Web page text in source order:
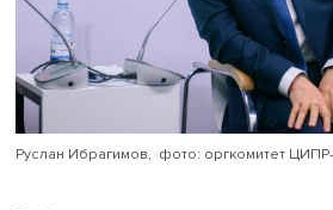
Проректор по перспективным
Боровков рассказал про
и применению цифровых
этому продукту Политех сумел
прорывных проектов для 10
промышленности и получить
рублей за четыре года.